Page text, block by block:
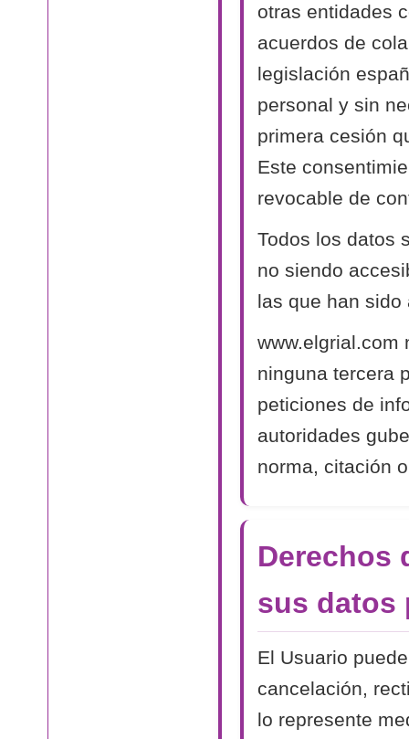
otras entidades
acuerdos de
legislación
personal y sin
primera cesión
Este
revocable de
Todos los datos
no siendo
las que han sido
www.elgrial.com
ninguna tercera
peticiones de
autoridades
norma, citación
Derechos
sus datos
El Usuario
cancelación,
lo represente